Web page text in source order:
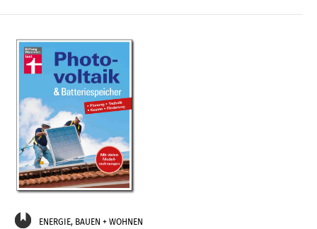
ENERGIE, BAUEN + WOHNEN